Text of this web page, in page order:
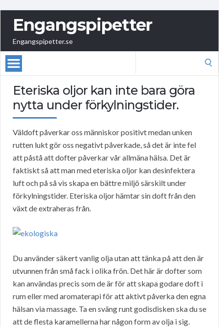
Engangspipetter
Engangspipetter.se
Eteriska oljor kan inte bara göra
nytta under förkylningstider.
Väldoft påverkar oss människor positivt medan unken
rutten lukt gör oss negativt påverkade, så det är inte fel
att påstå att dofter påverkar vår allmäna hälsa. Det är
faktiskt så att man med eteriska oljor kan desinfektera
luft och på så vis skapa en bättre miljö särskilt under
förkylningstider. Eteriska oljor hämtar sin doft från den
växt de extraheras från.
Du använder säkert vanlig olja utan att tänka på att den är
utvunnen från små fack i olika frön. Det här är dofter som
kan användas precis som de är för att skapa godare doft i
rum eller med aromaterapi för att aktivt påverka den egna
hälsan via massage. Ta en sväng runt godisdisken ska du se
att de flesta karamellerna har någon form av olja i sig.